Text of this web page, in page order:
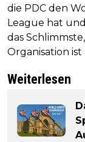
die PDC den
League hat
das
Organisation ist
Weiterlesen